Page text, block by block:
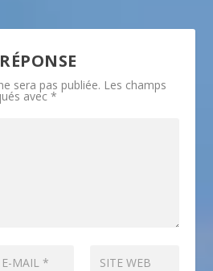
sera pas publiée. Les champs
avec*